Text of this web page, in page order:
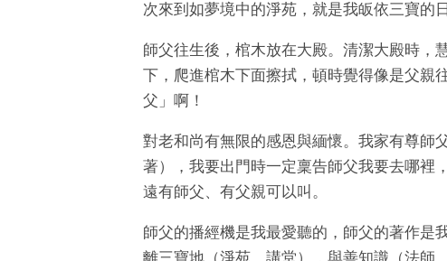
次來到如夢境中的淨苑，就是我皈依三寶的日
師父往生後，棺木放在大殿。清潔大殿時，
下，爬進棺木下面擦拭，頓時覺得像是父親
父」啊！
對老和尚有無限的感恩與緬懷。我家有尊師
著），我要出門時一定稟告師父我要去哪裡
遠有師父、有父親可以叫。
師父的播經機是我最愛聽的，師父的著作是
離三寶地（淨苑、講堂），與善知識（法師